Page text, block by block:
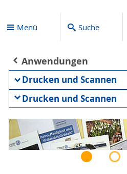
Menü Suche
Anwendungen
Drucken und Scannen
Drucken und Scannen